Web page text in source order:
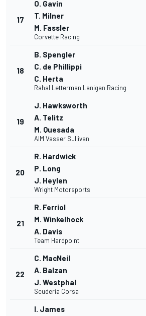
17
O. Gavin
T. Milner
M. Fassler
Corvette Racing
18
B. Spengler
C. de Phillippi
C. Herta
Rahal Letterman Lanigan Racing
19
J. Hawksworth
A. Telitz
M. Quesada
AIM Vasser Sullivan
20
R. Hardwick
P. Long
J. Heylen
Wright Motorsports
21
R. Ferriol
M. Winkelhock
A. Davis
Team Hardpoint
22
C. MacNeil
A. Balzan
J. Westphal
Scuderia Corsa
I. James